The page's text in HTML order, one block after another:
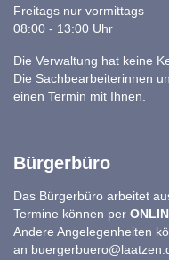
Freitags nur vormittags
08:00 - 13:00 Uhr
Die Verwaltung hat keine
Die Sachbearbeiterinnen
einen Termin mit Ihnen.
Bürgerbüro
Das Bürgerbüro arbeitet
Termine können per
Andere Angelegenheiten
an